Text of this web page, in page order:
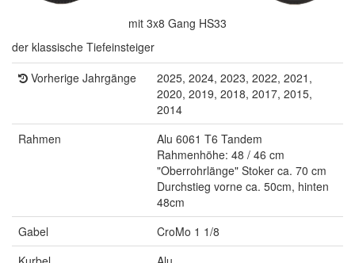
mit 3x8 Gang HS33
der klassische Tiefeinsteiger
Vorherige Jahrgänge
2025, 2024, 2023, 2022, 2021,
2020, 2019, 2018, 2017, 2015,
2014
Rahmen
Alu 6061 T6 Tandem
Rahmenhöhe: 48 / 46 cm
"Oberrohrlänge" Stoker ca. 70 cm
Durchstieg vorne ca. 50cm, hinten
48cm
Gabel
CroMo 1 1/8